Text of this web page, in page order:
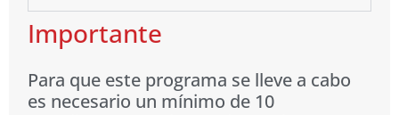
Importante
Para que este programa se lleve a cabo
es necesario un mínimo de 10